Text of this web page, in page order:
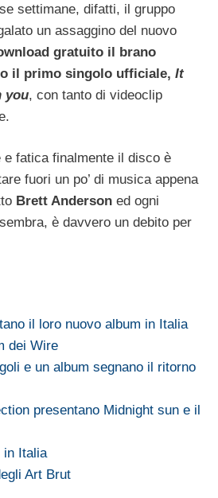
settimane, difatti, il gruppo
un assaggino del nuovo
gratuito il brano
il primo singolo ufficiale, It
you, con tanto di videoclip
e fatica finalmente il disco è
fuori un po’ di musica appena
Brett Anderson ed ogni
è davvero un debito per
il loro nuovo album in Italia
dei Wire
e un album segnano il ritorno
presentano Midnight sun e il
in Italia
Art Brut